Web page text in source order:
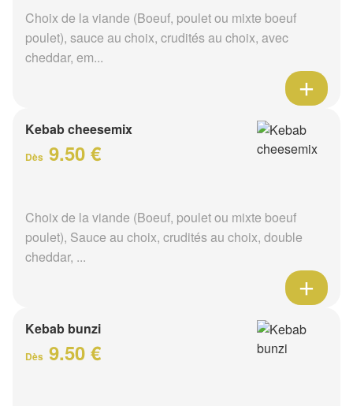
Choix de la viande (Boeuf, poulet ou mixte boeuf
poulet), sauce au choix, crudités au choix, avec
cheddar, em...
Kebab cheesemix
Dès 9.50 €
Choix de la viande (Boeuf, poulet ou mixte boeuf
poulet), Sauce au choix, crudités au choix, double
cheddar, ...
Kebab bunzi
Dès 9.50 €